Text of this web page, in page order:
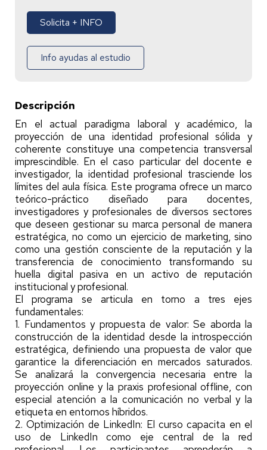
Solicita + INFO
Info ayudas al estudio
Descripción
En el actual paradigma laboral y académico, la
proyección de una identidad profesional sólida y
coherente constituye una competencia transversal
imprescindible. En el caso particular del docente e
investigador, la identidad profesional trasciende los
límites del aula física. Este programa ofrece un marco
teórico-práctico diseñado para docentes,
investigadores y profesionales de diversos sectores
que deseen gestionar su marca personal de manera
estratégica, no como un ejercicio de marketing, sino
como una gestión consciente de la reputación y la
transferencia de conocimiento transformando su
huella digital pasiva en un activo de reputación
institucional y profesional.
El programa se articula en torno a tres ejes
fundamentales:
1. Fundamentos y propuesta de valor: Se aborda la
construcción de la identidad desde la introspección
estratégica, definiendo una propuesta de valor que
garantice la diferenciación en mercados saturados.
Se analizará la convergencia necesaria entre la
proyección online y la praxis profesional offline, con
especial atención a la comunicación no verbal y la
etiqueta en entornos híbridos.
2. Optimización de LinkedIn: El curso capacita en el
uso de LinkedIn como eje central de la red